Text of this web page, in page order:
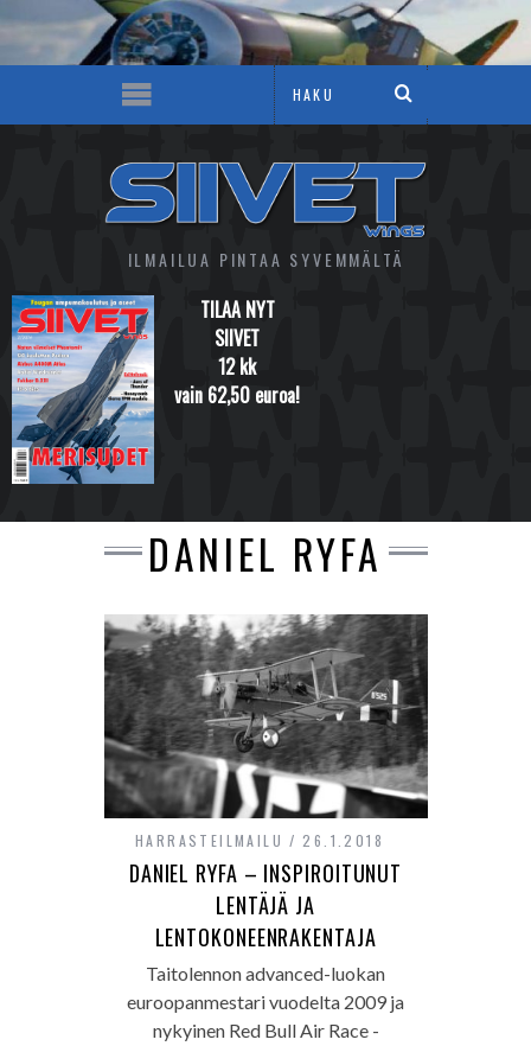
ILMAILUA PINTAA SYVEMMÄLTÄ
TILAA NYT
SIIVET
12 kk
vain 62,50 euroa!
DANIEL RYFA
HARRASTEILMAILU 26.1.2018
DANIEL RYFA – INSPIROITUNUT
LENTÄJÄ JA
LENTOKONEENRAKENTAJA
Taitolennon advanced-luokan
euroopanmestari vuodelta 2009 ja
nykyinen Red Bull Air Race -